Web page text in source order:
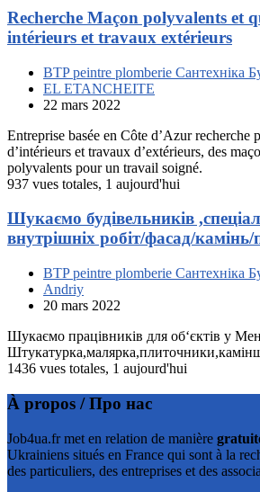
Recherche Maçon polyvalents et
intérieurs et travaux extérieurs
BTP peintre plomberie Сантехніка
EL ETANCHEITE
22 mars 2022
Entreprise basée en Côte d’Azur recherche
d’intérieurs et travaux d’extérieurs, des
polyvalents pour un travail soigné.
937 vues totales, 1 aujourd'hui
Шукаємо будівельників
внутрішніх робіт/фасад/
BTP peintre plomberie Сантехніка
Andriy
20 mars 2022
Шукаємо працівників для об‘єктів у
1436 vues totales, 1 aujourd'hui
À propos / Про нас
Job4ua.fr met en relation de manière
Ukrainiens situés en France qui sont à la
des particuliers, des entreprises et des